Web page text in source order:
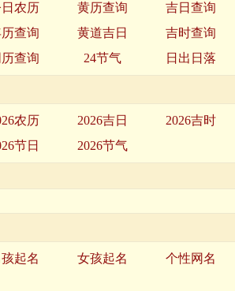
农历 黄历查询
吉日查询
查询 黄道吉日
吉时查询
历查询 24节气 日出日落
农历 2026吉日
2026吉时
节日 2026节气
起名 女孩起名
个性网名